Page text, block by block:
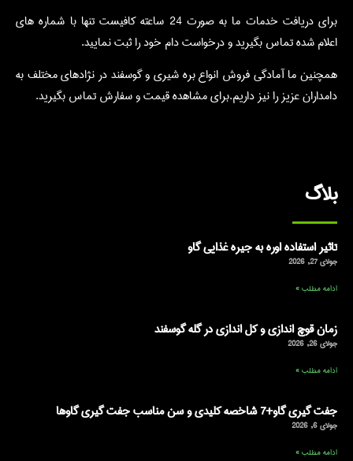
برای دریافت خدمات ما به صورت 24 ساعته کافیست تنها با شماره های
اعلام شده تماس بگیرید و درخواست دام خود را ثبت نمایید.
همچنین ما آمادگی فروش انواع بره شیری و گوسفند در نژادهای مختلف به
دامداران عزیز را نیز داریم.برای مشاهده قیمت و سفارش تماس بگیرید.
بلاگ
تاثیر استفاده اوره به جیره غذایی گاو
جولای 27, 2026
ادامه مطلب »
زمان قوچ اندازی و کل اندازی در گله گوسفند
جولای 26, 2026
ادامه مطلب »
جفت گیری گاو+7 شاخصه کلیدی و سن مناسب جفت گیری گاوها
جولای 6, 2026
ادامه مطلب »